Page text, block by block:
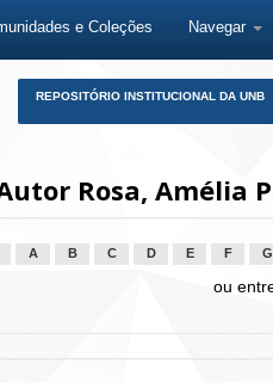
e Coleções Navegar
REPOSITÓRIO INSTITUCIONAL DA UNB
Rosa, Amélia
A B C D E F G
ou